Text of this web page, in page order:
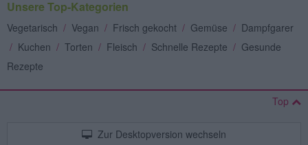
Unsere Top-Kategorien
Vegetarisch / Vegan / Frisch gekocht / Gemüse / Dampfgarer
/ Kuchen / Torten / Fleisch / Schnelle Rezepte / Gesunde
Rezepte
Top
Zur Desktopversion wechseln